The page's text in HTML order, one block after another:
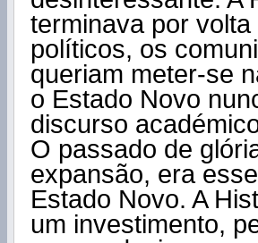
terminava por
políticos, os
queriam meter-se
o Estado Novo
discurso
O passado de
expansão, era
Estado Novo. A
um investimento,